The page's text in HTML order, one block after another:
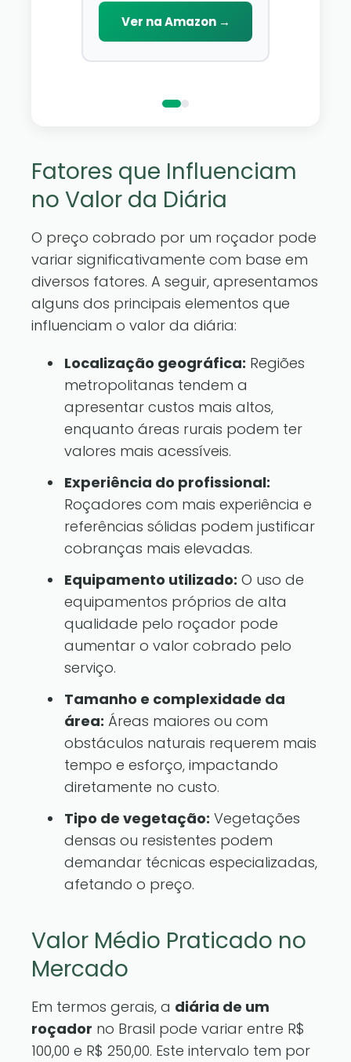
Emborrachado
Ver na Amazon →
Fatores que Influenciam
no Valor da Diária
O preço cobrado por um roçador pode
variar significativamente com base em
diversos fatores. A seguir, apresentamos
alguns dos principais elementos que
influenciam o valor da diária:
Localização geográfica: Regiões
metropolitanas tendem a
apresentar custos mais altos,
enquanto áreas rurais podem ter
valores mais acessíveis.
Experiência do profissional:
Roçadores com mais experiência e
referências sólidas podem justificar
cobranças mais elevadas.
Equipamento utilizado: O uso de
equipamentos próprios de alta
qualidade pelo roçador pode
aumentar o valor cobrado pelo
serviço.
Tamanho e complexidade da
área: Áreas maiores ou com
obstáculos naturais requerem mais
tempo e esforço, impactando
diretamente no custo.
Tipo de vegetação: Vegetações
densas ou resistentes podem
demandar técnicas especializadas,
afetando o preço.
Valor Médio Praticado no
Mercado
Em termos gerais, a diária de um
roçador no Brasil pode variar entre R$
100,00 e R$ 250,00. Este intervalo tem por